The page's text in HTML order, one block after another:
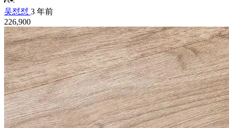
吴怼怼 3 年前
226,900